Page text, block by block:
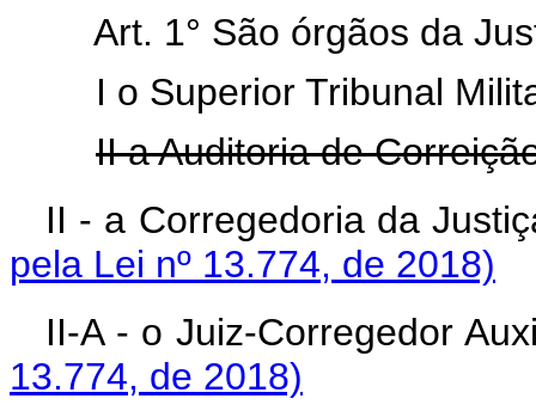
Art. 1° São órgãos da
I o Superior Tribunal
II a Auditoria de
II - a Corregedoria
pela Lei nº 13.774, de 2018)
II-A - o Juiz-
13.774, de 2018)